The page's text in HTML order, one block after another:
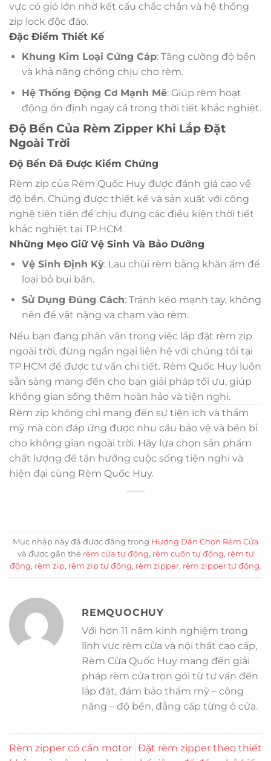
vực có gió lớn nhờ kết cấu chắc chắn và hệ thống
zip lock độc đáo.
Đặc Điểm Thiết Kế
Khung Kim Loại Cứng Cáp: Tăng cường độ bền
và khả năng chống chịu cho rèm.
Hệ Thống Động Cơ Mạnh Mẽ: Giúp rèm hoạt
động ổn định ngay cả trong thời tiết khắc nghiệt.
Độ Bền Của Rèm Zipper Khi Lắp Đặt
Ngoài Trời
Độ Bền Đã Được Kiểm Chứng
Rèm zip của Rèm Quốc Huy được đánh giá cao về
độ bền. Chúng được thiết kế và sản xuất với công
nghệ tiên tiến để chịu đựng các điều kiện thời tiết
khắc nghiệt tại TP.HCM.
Những Mẹo Giữ Vệ Sinh Và Bảo Dưỡng
Vệ Sinh Định Kỳ: Lau chùi rèm bằng khăn ẩm để
loại bỏ bụi bẩn.
Sử Dụng Đúng Cách: Tránh kéo mạnh tay, không
nên để vật nặng va chạm vào rèm.
Nếu bạn đang phân vân trong việc lắp đặt rèm zip
ngoài trời, đừng ngần ngại liên hệ với chúng tôi tại
TP.HCM để được tư vấn chi tiết. Rèm Quốc Huy luôn
sẵn sàng mang đến cho bạn giải pháp tối ưu, giúp
không gian sống thêm hoàn hảo và tiện nghi.
Rèm zip không chỉ mang đến sự tiện ích và thẩm
mỹ mà còn đáp ứng được nhu cầu bảo vệ và bền bỉ
cho không gian ngoài trời. Hãy lựa chọn sản phẩm
chất lượng để tận hưởng cuộc sống tiện nghi và
hiện đại cùng Rèm Quốc Huy.
Mục nhập này đã được đăng trong Hướng Dẫn Chọn Rèm Cửa
và được gắn thẻ rèm cửa tự động, rèm cuốn tự động, rèm tự
động, rèm zip, rèm zip tự động, rèm zipper, rèm zipper tự động.
REMQUOCHUY
Với hơn 11 năm kinh nghiệm trong
lĩnh vực rèm cửa và nội thất cao cấp,
Rèm Cửa Quốc Huy mang đến giải
pháp rèm cửa trọn gói từ tư vấn đến
lắp đặt, đảm bảo thẩm mỹ – công
năng – độ bền, đẳng cấp từng ô cửa.
Rèm zipper có cần motor Đặt rèm zipper theo thiết